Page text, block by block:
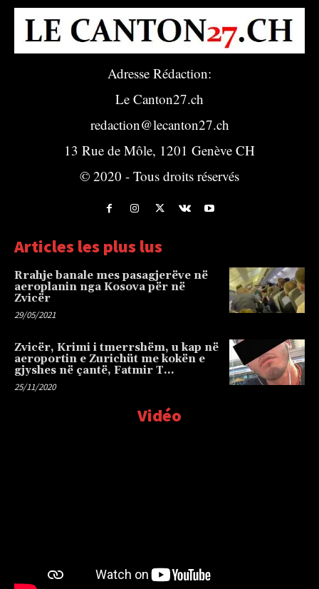
Adresse Rédaction:
Le Canton27.ch
redaction@lecanton27.ch
13 Rue de Môle, 1201 Genève CH
© 2020 - Tous droits réservés
Articles les plus lus
Rrahje banale mes pasagjerëve në
aeroplanin nga Kosova për në
Zvicër
29/05/2021
Zvicër, Krimi i tmerrshëm, u kap në
aeroportin e Zurichüt me kokën e
gjyshes në çantë, Fatmir T…
25/11/2020
Vidéo